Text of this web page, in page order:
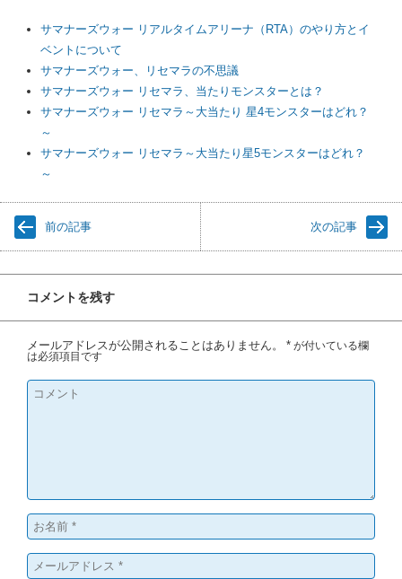
サマナーズウォー リアルタイムアリーナ（RTA）のやり方とイ
ベントについて
サマナーズウォー、リセマラの不思議
サマナーズウォー リセマラ、当たりモンスターとは？
サマナーズウォー リセマラ～大当たり 星4モンスターはどれ？
～
サマナーズウォー リセマラ～大当たり星5モンスターはどれ？
～
前の記事 次の記事
コメントを残す
メールアドレスが公開されることはありません。 * が付いている欄
は必須項目です